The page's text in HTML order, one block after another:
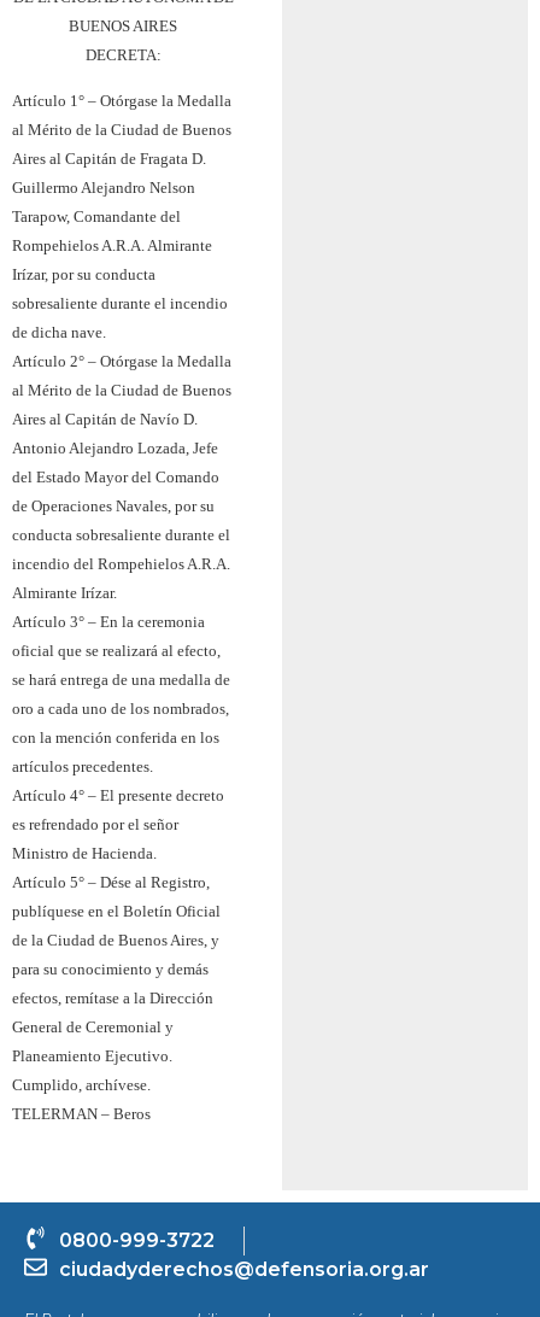
BUENOS AIRES
DECRETA:
Artículo 1° – Otórgase la Medalla
al Mérito de la Ciudad de Buenos
Aires al Capitán de Fragata D.
Guillermo Alejandro Nelson
Tarapow, Comandante del
Rompehielos A.R.A. Almirante
Irízar, por su conducta
sobresaliente durante el incendio
de dicha nave.
Artículo 2° – Otórgase la Medalla
al Mérito de la Ciudad de Buenos
Aires al Capitán de Navío D.
Antonio Alejandro Lozada, Jefe
del Estado Mayor del Comando
de Operaciones Navales, por su
conducta sobresaliente durante el
incendio del Rompehielos A.R.A.
Almirante Irízar.
Artículo 3° – En la ceremonia
oficial que se realizará al efecto,
se hará entrega de una medalla de
oro a cada uno de los nombrados,
con la mención conferida en los
artículos precedentes.
Artículo 4° – El presente decreto
es refrendado por el señor
Ministro de Hacienda.
Artículo 5° – Dése al Registro,
publíquese en el Boletín Oficial
de la Ciudad de Buenos Aires, y
para su conocimiento y demás
efectos, remítase a la Dirección
General de Ceremonial y
Planeamiento Ejecutivo.
Cumplido, archívese.
TELERMAN – Beros
0800-999-3722
ciudadyderechos@defensoria.org.ar